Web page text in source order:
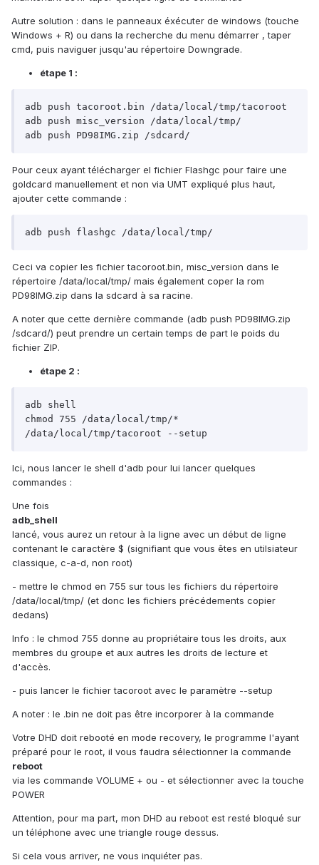
Autre solution : dans le panneaux éxécuter de windows (touche
Windows + R) ou dans la recherche du menu démarrer , taper
cmd, puis naviguer jusqu'au répertoire Downgrade.
étape 1 :
adb push tacoroot.bin /data/local/tmp/tacoroot
adb push misc_version /data/local/tmp/
Pour ceux ayant télécharger el fichier Flashgc pour faire une
goldcard manuellement et non via UMT expliqué plus haut,
ajouter cette commande :
Ceci va copier les fichier tacoroot.bin, misc_version dans le
répertoire /data/local/tmp/ mais également coper la rom
PD98IMG.zip dans la sdcard à sa racine.
A noter que cette dernière commande (adb push PD98IMG.zip
/sdcard/) peut prendre un certain temps de part le poids du
fichier ZIP.
étape 2 :
adb shell
chmod 755 /data/local/tmp/*
Ici, nous lancer le shell d'adb pour lui lancer quelques
commandes :
Une fois
adb_shell
lancé, vous aurez un retour à la ligne avec un début de ligne
contenant le caractère $ (signifiant que vous êtes en utilsiateur
classique, c-a-d, non root)
- mettre le chmod en 755 sur tous les fichiers du répertoire
/data/local/tmp/ (et donc les fichiers précédements copier
dedans)
Info : le chmod 755 donne au propriétaire tous les droits, aux
membres du groupe et aux autres les droits de lecture et
d'accès.
- puis lancer le fichier tacoroot avec le paramètre --setup
A noter : le .bin ne doit pas être incorporer à la commande
Votre DHD doit rebooté en mode recovery, le programme l'ayant
préparé pour le root, il vous faudra sélectionner la commande
reboot
via les commande VOLUME + ou - et sélectionner avec la touche
POWER
Attention, pour ma part, mon DHD au reboot est resté bloqué sur
un téléphone avec une triangle rouge dessus.
Si cela vous arriver, ne vous inquiéter pas.